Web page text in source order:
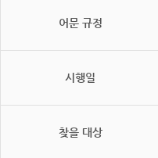
어문 규정
시행일
찾을 대상